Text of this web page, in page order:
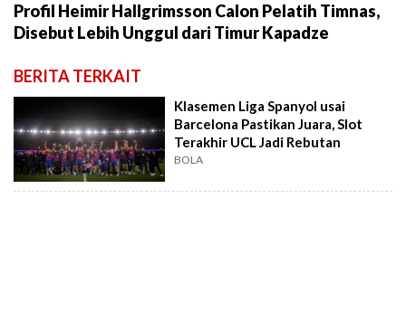
Profil Heimir Hallgrimsson Calon Pelatih Timnas,
Disebut Lebih Unggul dari Timur Kapadze
BERITA TERKAIT
Klasemen Liga Spanyol usai
Barcelona Pastikan Juara, Slot
Terakhir UCL Jadi Rebutan
BOLA